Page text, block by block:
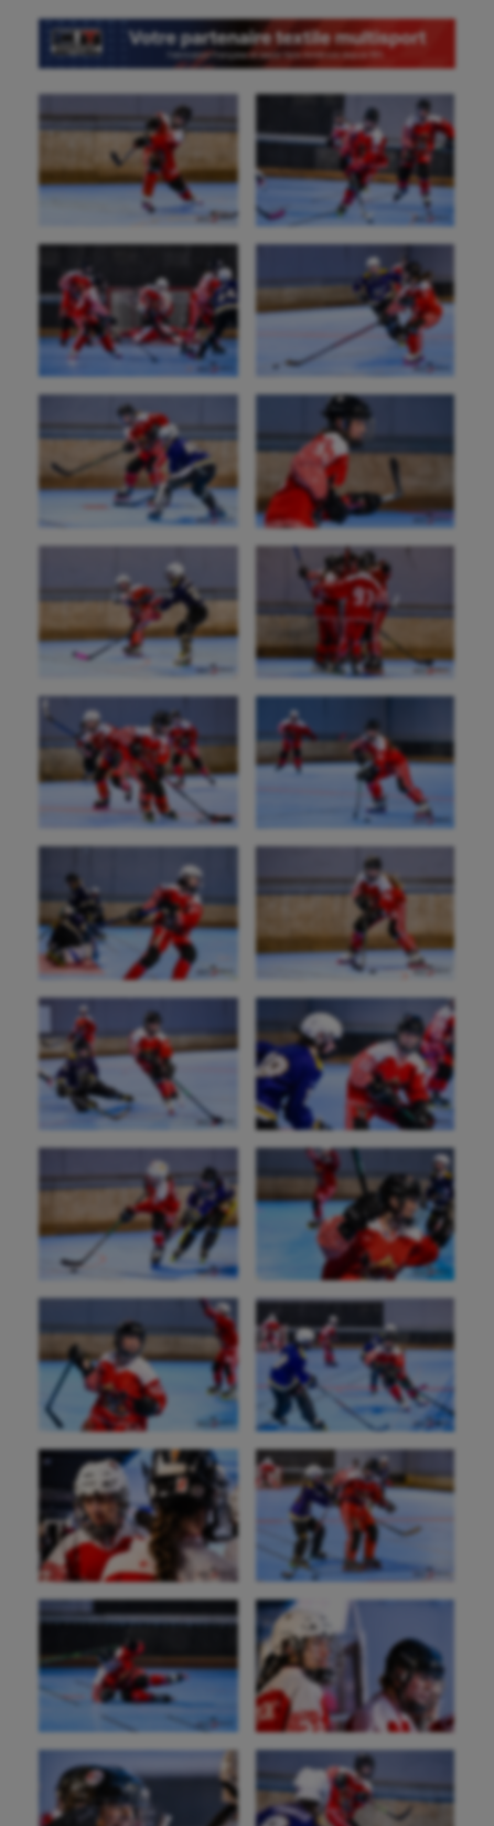
Aéronautique
Athlétisme
Auto
Aviron
Balle à la main
Ballon au poing
Baseball
Billard
Boules lyonnaises
Canoë-kayak
Cerf Volant
Cheerleading
Course à pied
Crossfit
Cyclisme
Danse
Equitation
Escalade
Escrime
Fitness
Flag football
Football américain
Futsal
Golf
Gymnastique
Gymnastique rythmique
Haltérophilie